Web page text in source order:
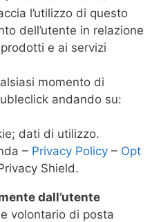
l’utilizzo di questo
dell’utente in relazione
e ai servizi
momento di
andando su:
dati di utilizzo.
– Privacy Policy – Opt
Shield.
dall’utente
volontario di posta